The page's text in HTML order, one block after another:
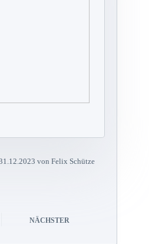
von Felix Schütze
NÄCHSTER